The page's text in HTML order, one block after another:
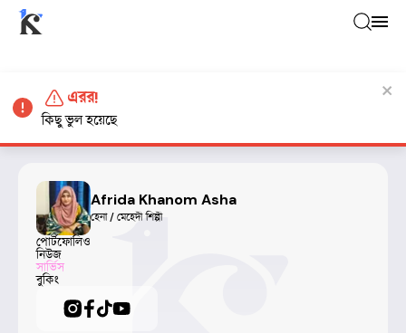
Afrida Khanom Asha
হেনা / মেহেদী শিল্পী
পোর্টফোলিও
নিউজ
সার্ভিস
বুকিং
এরর!
কিছু ভুল হয়েছে